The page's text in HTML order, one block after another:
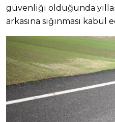
güvenliği olduğunda
arkasına sığınması kabul